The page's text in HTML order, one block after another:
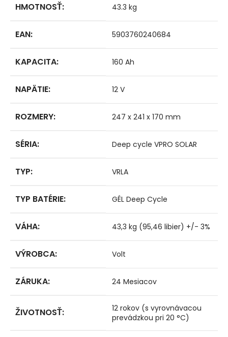
HMOTNOSŤ: 43.3 kg
EAN: 5903760240684
KAPACITA: 160 Ah
NAPÄTIE: 12 V
ROZMERY: 247 x 241 x 170 mm
SÉRIA: Deep cycle VPRO SOLAR
TYP: VRLA
TYP BATÉRIE: GÉL Deep Cycle
VÁHA: 43,3 kg (95,46 libier) +/- 3%
VÝROBCA: Volt
ZÁRUKA: 24 Mesiacov
ŽIVOTNOSŤ:
12 rokov (s vyrovnávacou
prevádzkou pri 20 °C)